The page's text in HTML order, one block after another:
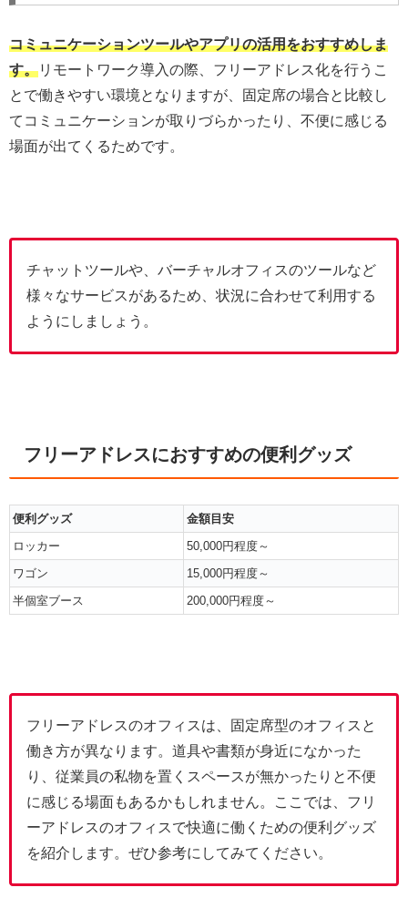
コミュニケーションツールやアプリの活用をおすすめしま
す。リモートワーク導入の際、フリーアドレス化を行うこ
とで働きやすい環境となりますが、固定席の場合と比較し
てコミュニケーションが取りづらかったり、不便に感じる
場面が出てくるためです。
チャットツールや、バーチャルオフィスのツールなど
様々なサービスがあるため、状況に合わせて利用する
ようにしましょう。
フリーアドレスにおすすめの便利グッズ
便利グッズ
金額目安
ロッカー
50,000円程度～
ワゴン
15,000円程度～
半個室ブース
200,000円程度～
フリーアドレスのオフィスは、固定席型のオフィスと
働き方が異なります。道具や書類が身近になかった
り、従業員の私物を置くスペースが無かったりと不便
に感じる場面もあるかもしれません。ここでは、フリ
ーアドレスのオフィスで快適に働くための便利グッズ
を紹介します。ぜひ参考にしてみてください。